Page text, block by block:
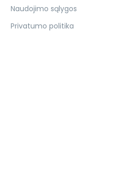
Naudojimo sąlygos
Privatumo politika